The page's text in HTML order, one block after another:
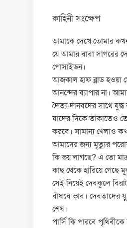
কাহিনী সংক্ষেপ
আমাকে দেখে তোমার
যে আমার বাবা সাগরের
পোসাইডন।
আজকাল হাফ ব্লাড হওয়া
আনন্দের ব্যাপার না।
দৈত্য-দানবদের সাথে
যাদের দিকে তাকাতেও
করবে। সামান্য খেলাও
আমাদের জন্য মৃত্যুর
কি ভয় লাগছে? এ তো
কাছ থেকে হারিয়ে গেছে
সেই নিয়েই দেবকূলে
বাঁধবে ভাব। দেবতাদের
শেষ।
পার্সি কি পারবে